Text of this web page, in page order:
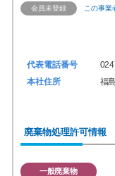
会員未登録 この事業
代表電話番号
本社住所
福
廃棄物処理許可情報
一般廃棄物